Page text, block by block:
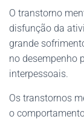
O transtorno
disfunção da
grande
no desempenho
interpessoais.
Os transtornos
o